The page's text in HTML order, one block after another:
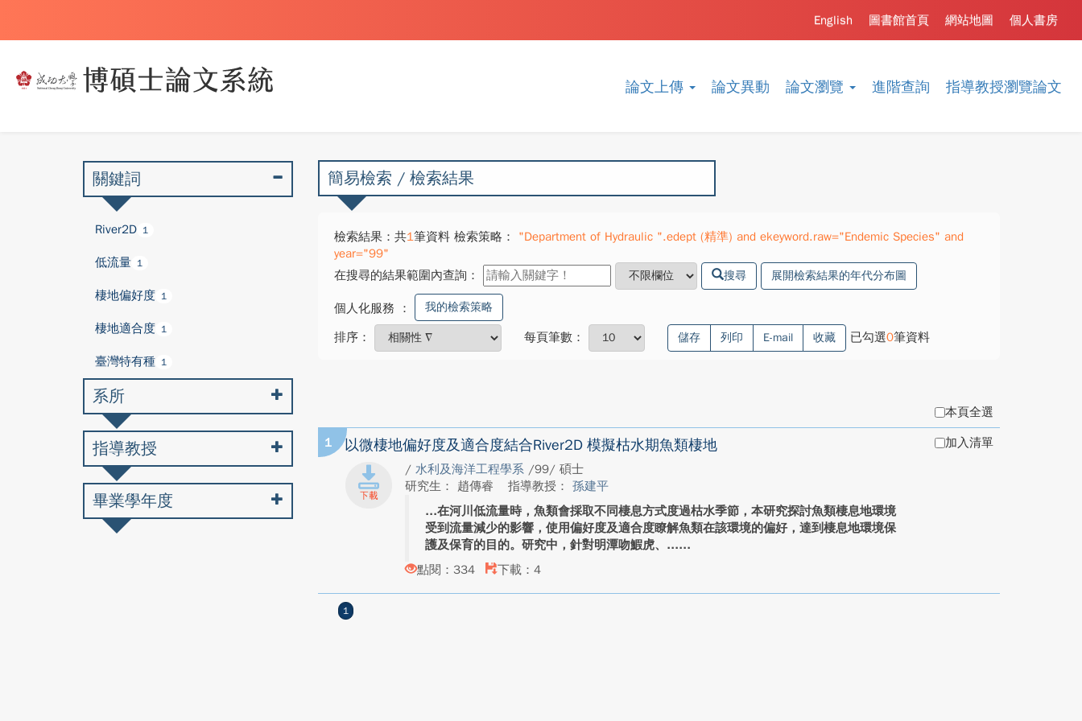
論文上傳 論文異動 論文瀏覽 進階查詢 指導教授瀏覽論文
個人書房
網站地圖
圖書館首頁
English
簡易檢索 / 檢索結果
檢索結果：共1筆資料 檢索策略：
"Department of Hydraulic ".edept (精準) and ekeyword.raw="Endemic Species" and
year="99"
在搜尋的結果範圍內查詢：
搜尋 展開檢索結果的年代分布圖
個人化服務 ： 我的檢索策略
排序： 每頁筆數： 儲存 列印 E-mail 收藏 已勾選0筆資料
本頁全選
1 以微棲地偏好度及適合度結合River2D 模擬枯水期魚類棲地
/ 水利及海洋工程學系 /99/ 碩士
研究生： 趙傳睿
指導教授： 孫建平
在河川低流量時，魚類會採取不同棲息方式度過枯水季節，本研究探討魚類棲息地環境
受到流量減少的影響，使用偏好度及適合度瞭解魚類在該環境的偏好，達到棲息地環境保
護及保育的目的。研究中，針對明潭吻鰕虎、...
點閱：334
下載：4
加入清單
1
關鍵詞
River2D 1
低流量 1
棲地偏好度 1
棲地適合度 1
臺灣特有種 1
系所
指導教授
畢業學年度